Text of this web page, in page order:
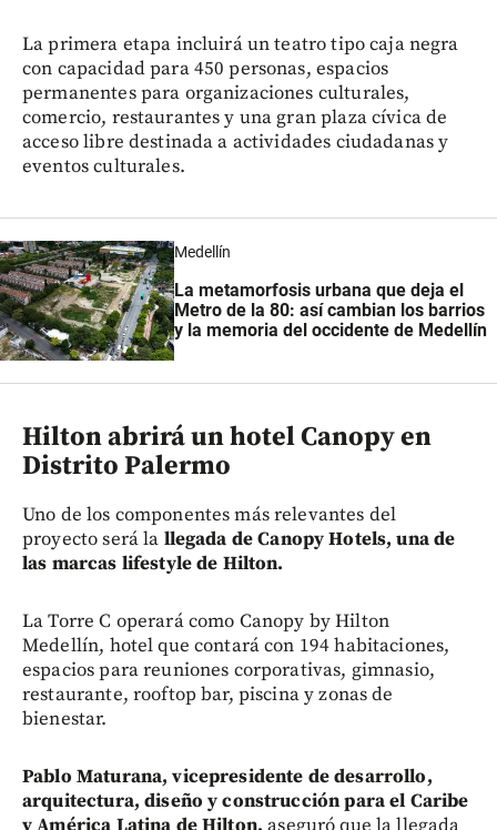
La primera etapa incluirá un teatro tipo caja negra
con capacidad para 450 personas, espacios
permanentes para organizaciones culturales,
comercio, restaurantes y una gran plaza cívica de
acceso libre destinada a actividades ciudadanas y
eventos culturales.
Medellín
La metamorfosis urbana que deja el
Metro de la 80: así cambian los barrios
y la memoria del occidente de Medellín
Hilton abrirá un hotel Canopy en
Distrito Palermo
Uno de los componentes más relevantes del
proyecto será la llegada de Canopy Hotels, una de
las marcas lifestyle de Hilton.
La Torre C operará como Canopy by Hilton
Medellín, hotel que contará con 194 habitaciones,
espacios para reuniones corporativas, gimnasio,
restaurante, rooftop bar, piscina y zonas de
bienestar.
Pablo Maturana, vicepresidente de desarrollo,
arquitectura, diseño y construcción para el Caribe